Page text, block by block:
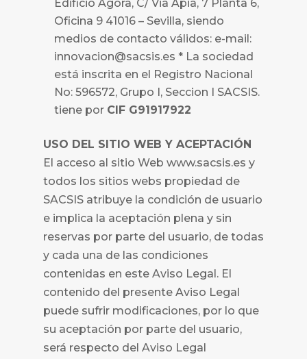
Edificio Agora, C/ Via Apia, 7 Planta 6,
Oficina 9 41016 – Sevilla, siendo
medios de contacto válidos: e-mail:
innovacion@sacsis.es * La sociedad
está inscrita en el Registro Nacional
No: 596572, Grupo I, Seccion I SACSIS.
tiene por CIF G91917922
USO DEL SITIO WEB Y ACEPTACIÓN
El acceso al sitio Web www.sacsis.es y
todos los sitios webs propiedad de
SACSIS atribuye la condición de usuario
e implica la aceptación plena y sin
reservas por parte del usuario, de todas
y cada una de las condiciones
contenidas en este Aviso Legal. El
contenido del presente Aviso Legal
puede sufrir modificaciones, por lo que
su aceptación por parte del usuario,
será respecto del Aviso Legal